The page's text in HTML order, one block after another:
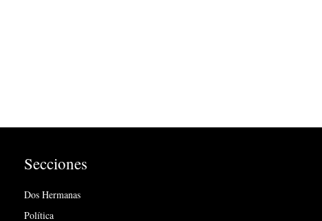
Secciones
Dos Hermanas
Política